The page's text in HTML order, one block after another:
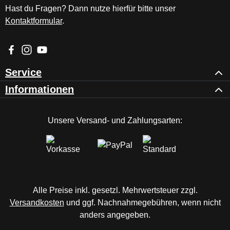
Hast du Fragen? Dann nutze hierfür bitte unser
Kontaktformular.
Besuche uns auf Facebook – öffnet in neuem Tab (externer
Schau auf Instagram vorbei – öffnet in neuem Tab
Sieh dir unsere Videos auf YouTube an – öffnet in
Service
Informationen
Unsere Versand- und Zahlungsarten:
Alle Preise inkl. gesetzl. Mehrwertsteuer zzgl.
Versandkosten und ggf. Nachnahmegebühren, wenn nicht
anders angegeben.